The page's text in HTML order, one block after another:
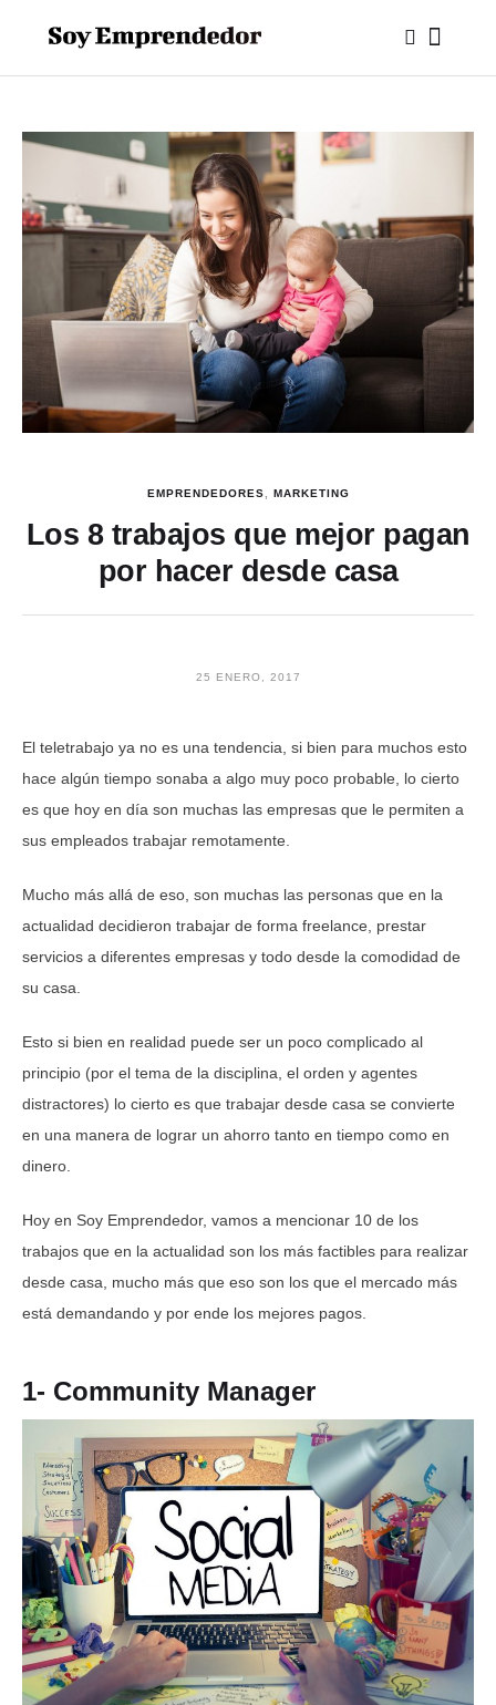
EMPRENDEDORES MARKETING
Los 8 trabajos que mejor pagan
por hacer desde casa
25 ENERO, 2017
El teletrabajo ya no es una tendencia, si bien para muchos esto
hace algún tiempo sonaba a algo muy poco probable, lo cierto
es que hoy en día son muchas las empresas que le permiten a
sus empleados trabajar remotamente.
Mucho más allá de eso, son muchas las personas que en la
actualidad decidieron trabajar de forma freelance, prestar
servicios a diferentes empresas y todo desde la comodidad de
su casa.
Esto si bien en realidad puede ser un poco complicado al
principio (por el tema de la disciplina, el orden y agentes
distractores) lo cierto es que trabajar desde casa se convierte
en una manera de lograr un ahorro tanto en tiempo como en
dinero.
Hoy en Soy Emprendedor, vamos a mencionar 10 de los
trabajos que en la actualidad son los más factibles para realizar
desde casa, mucho más que eso son los que el mercado más
está demandando y por ende los mejores pagos.
1- Community Manager